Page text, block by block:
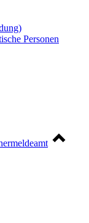
Personen